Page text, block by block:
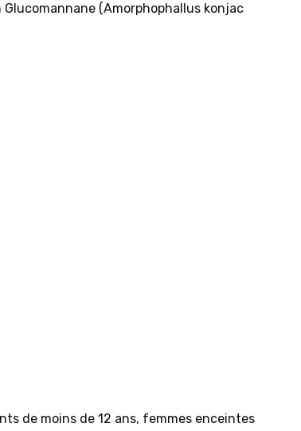
(Amorphophallus konjac
de moins de 12 ans, femmes enceintes